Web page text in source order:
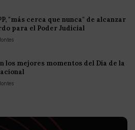
"más cerca que nunca" de alcanzar
para el Poder Judicial
los mejores momentos del Día de la